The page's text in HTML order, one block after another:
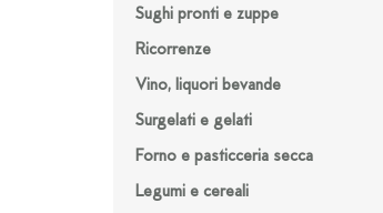
Sughi pronti e zuppe
Ricorrenze
Vino, liquori bevande
Surgelati e gelati
Forno e pasticceria secca
Legumi e cereali